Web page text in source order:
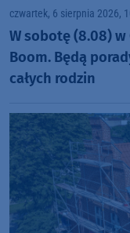
czwartek, 6 sierpnia 2026,
W sobotę (8.08)
Boom. Będą
całych rodzin